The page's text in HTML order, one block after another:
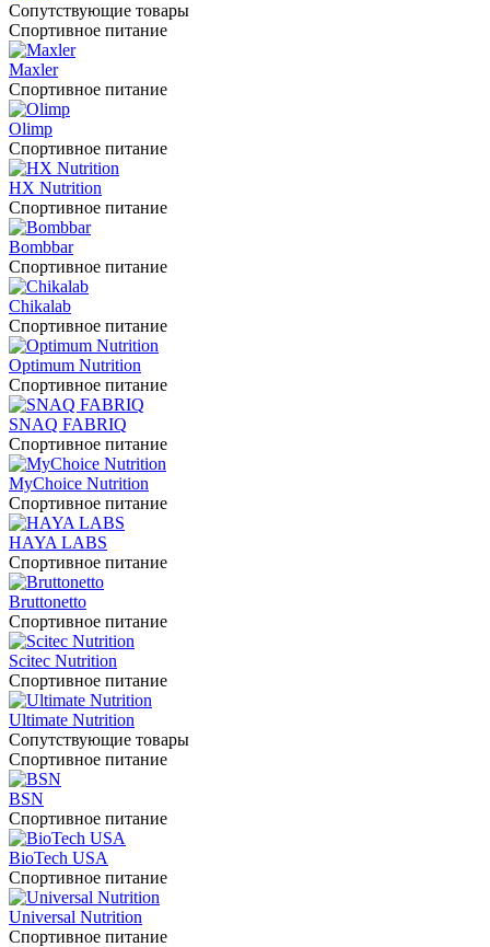
Сопутствующие товары
Спортивное питание
Maxler
Спортивное питание
Olimp
Спортивное питание
HX Nutrition
Спортивное питание
Bombbar
Спортивное питание
Chikalab
Спортивное питание
Optimum Nutrition
Спортивное питание
SNAQ FABRIQ
Спортивное питание
MyChoice Nutrition
Спортивное питание
HAYA LABS
Спортивное питание
Bruttonetto
Спортивное питание
Scitec Nutrition
Спортивное питание
Ultimate Nutrition
Сопутствующие товары
Спортивное питание
BSN
Спортивное питание
BioTech USA
Спортивное питание
Universal Nutrition
Спортивное питание